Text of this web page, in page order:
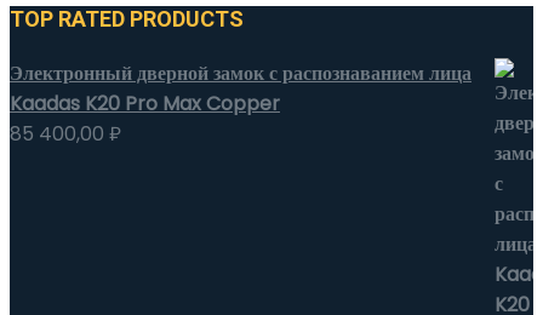
TOP RATED PRODUCTS
Электронный дверной замок с распознаванием лица
Kaadas K20 Pro Max Copper
85 400,00 ₽